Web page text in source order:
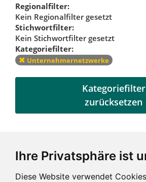
Ihre Privatsphäre ist
Diese Website verwendet
Regionalfilter:
Kein Regionalfilter gesetzt
Stichwortfilter:
Kein Stichwortfilter gesetzt
Kategoriefilter:
Unternehmernetzwerke
Kategoriefilter
zurücksetzen
Referenzen